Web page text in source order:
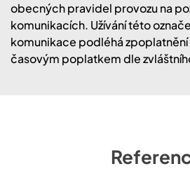
obecných pravidel provozu na
komunikacích. Užívání této
komunikace podléhá
časovým poplatkem dle